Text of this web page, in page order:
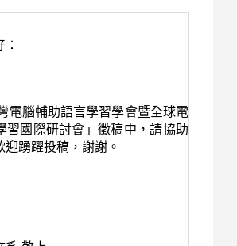
電腦輔助語言學習學會暨全球電
習國際研討會」徵稿中，請協助
迎踴躍投稿，謝謝。